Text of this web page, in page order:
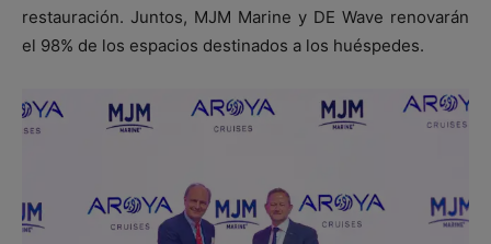
restauración. Juntos, MJM Marine y DE Wave renovarán
el 98% de los espacios destinados a los huéspedes.